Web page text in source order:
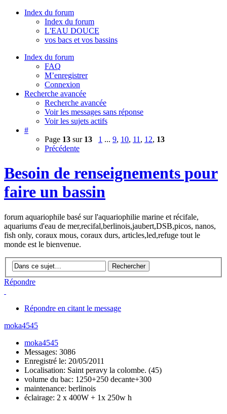
Index du forum
Index du forum
L'EAU DOUCE
vos bacs et vos bassins
Index du forum
FAQ
M’enregistrer
Connexion
Recherche avancée
Recherche avancée
Voir les messages sans réponse
Voir les sujets actifs
#
Page 13 sur 13 1 ... 9, 10, 11 , 12, 13
Précédente
Besoin de renseignements pour
faire un bassin
forum aquariophile basé sur l'aquariophilie marine et récifale,
aquariums d'eau de mer,recifal,berlinois,jaubert,DSB,picos, nanos,
fish only, coraux mous, coraux durs, articles,led,refuge tout le
monde est le bienvenue.
Répondre
Répondre en citant le message
moka4545
moka4545
Messages: 3086
Enregistré le: 20/05/2011
Localisation: Saint peravy la colombe. (45)
volume du bac: 1250+250 decante+300
maintenance: berlinois
éclairage: 2 x 400W + 1x 250w h